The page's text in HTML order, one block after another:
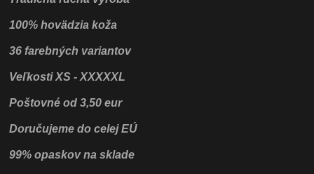
100% hovädzia koža
36 farebných variantov
Veľkosti XS - XXXXXL
Poštovné od 3,50 eur
Doručujeme do celej EÚ
99% opaskov na sklade